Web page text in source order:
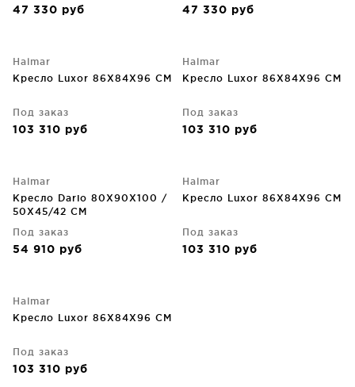
47 330 руб 47 330 руб
Halmar
Кресло Luxor 86X84X96 CM
Под заказ
103 310 руб
Halmar
Кресло Luxor 86X84X96 CM
Под заказ
103 310 руб
Halmar
Кресло Dario 80X90X100 /
50X45/42 CM
Под заказ
54 910 руб
Halmar
Кресло Luxor 86X84X96 CM
Под заказ
103 310 руб
Halmar
Кресло Luxor 86X84X96 CM
Под заказ
103 310 руб